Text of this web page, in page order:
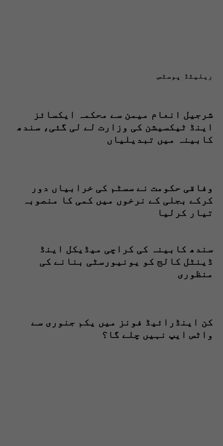
ریلیٹڈ پوسٹس
شرجیل انعام میمن سے محکمہ ایکسائز
اینڈ ٹیکسیشن کی وزارت لے لی گئی، سندھ
کابینہ میں تبدیلیاں
وفاقی حکومت نے سسٹم کی خرابیاں دور
کرکے بجلی کے نرخوں میں کمی کا منصوبہ
تیار کرلیا
سندھ کابینہ کی کراچی میڈیکل اینڈ
ڈینٹل کالج کو یونیورسٹی بنانے کی
منظوری
کن اینڈرائیڈ فونز میں یکم جنوری سے
واٹس ایپ نہیں چلے گا؟